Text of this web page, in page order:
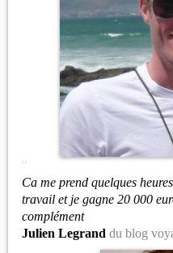
"
Ca me prend quelques
travail et je gagne 20 000
complément
Julien Legrand du blog